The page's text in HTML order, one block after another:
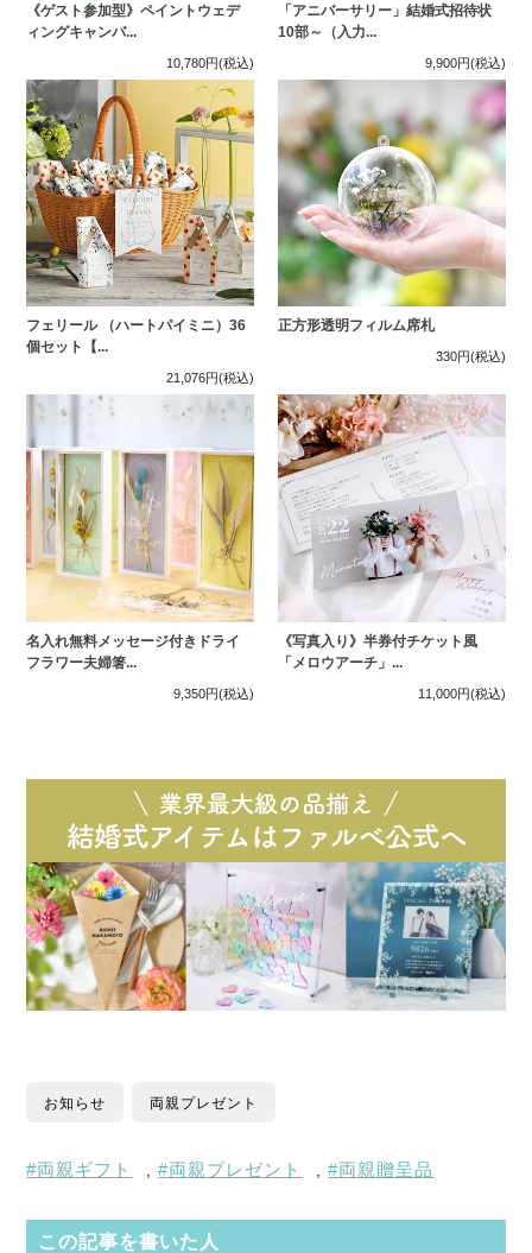
《ゲスト参加型》ペイントウェデ
ィングキャンバ...
10,780円(税込)
「アニバーサリー」結婚式招待状
10部～（入力...
9,900円(税込)
フェリール （ハートパイミニ）36
個セット【...
21,076円(税込)
正方形透明フィルム席札
330円(税込)
名入れ無料メッセージ付きドライ
フラワー夫婦箸...
9,350円(税込)
《写真入り》半券付チケット風
「メロウアーチ」...
11,000円(税込)
お知らせ 両親プレゼント
両親ギフト , 両親プレゼント , 両親贈呈品
この記事を書いた人